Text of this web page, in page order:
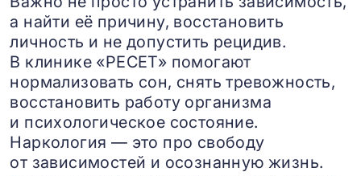
а найти её причину, восстановить
личность и не допустить рецидив.
В клинике «РЕСЕТ» помогают
нормализовать сон, снять тревожность,
восстановить работу организма
и психологическое состояние.
Наркология — это про свободу
от зависимостей и осознанную жизнь.